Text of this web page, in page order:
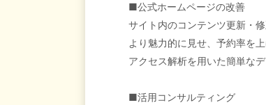
■公式ホームページの改善
サイト内のコンテンツ更新・
より魅力的に見せ、予約率を
アクセス解析を用いた簡単な
■活用コンサルティング